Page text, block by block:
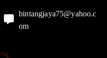
bintangjaya75@yahoo.c
om